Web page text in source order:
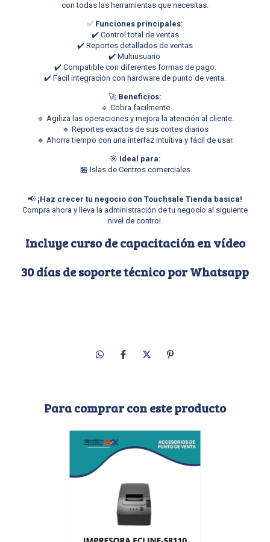
con todas las herramientas que necesitas.
✅ Funciones principales:
✔️ Control total de ventas
✔️ Reportes detallados de ventas
✔️ Multiusuario
✔️ Compatible con diferentes formas de pago.
✔️ Fácil integración con hardware de punto de venta.
🚀 Beneficios:
🔹 Cobra facilmente
🔹 Agiliza las operaciones y mejora la atención al cliente.
🔹 Reportes exactos de sus cortes diarios
🔹 Ahorra tiempo con una interfaz intuitiva y fácil de usar.
🎯 Ideal para:
🏪 Islas de Centros comerciales
📢 ¡Haz crecer tu negocio con Touchsale Tienda basica!
Compra ahora y lleva la administración de tu negocio al siguiente
nivel de control.
Incluye curso de capacitación en vídeo
30 días de soporte técnico por Whatsapp
Para comprar con este producto